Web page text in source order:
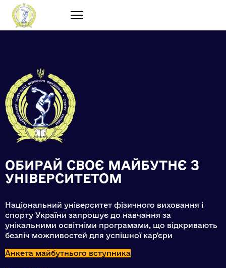
ОБИРАЙ СВОЄ МАЙБУТНЄ З
УНІВЕРСИТЕТОМ
Національний університет фізичного виховання і
спорту України запрошує до навчання за
унікальними освітніми програмами, що відкривають
безліч можливостей для успішної кар'єри
Анкета майбутнього вступника